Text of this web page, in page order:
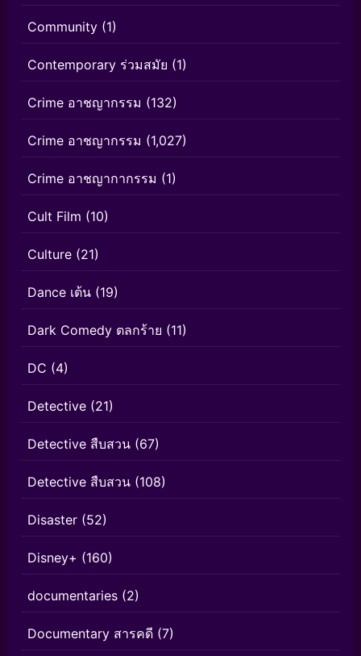
Community (1)
Contemporary ร่วมสมัย (1)
Crime อาชญากรรม (132)
Crime อาชญากรรม (1,027)
Crime อาชญากากรรม (1)
Cult Film (10)
Culture (21)
Dance เต้น (19)
Dark Comedy ตลกร้าย (11)
DC (4)
Detective (21)
Detective สืบสวน (67)
Detective สืบสวน (108)
Disaster (52)
Disney+ (160)
documentaries (2)
Documentary สารคดี (7)